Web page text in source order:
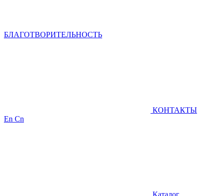
БЛАГОТВОРИТЕЛЬНОСТЬ
КОНТАКТЫ
En Cn
Каталог